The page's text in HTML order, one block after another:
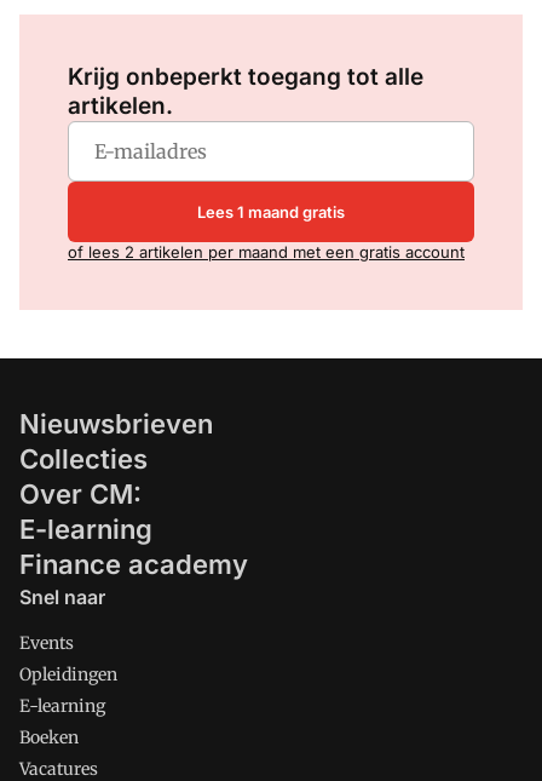
Krijg onbeperkt toegang tot alle
artikelen.
Lees 1 maand gratis
of lees 2 artikelen per maand met een gratis account
Nieuwsbrieven
Collecties
Over CM:
E-learning
Finance academy
Snel naar
Events
Opleidingen
E-learning
Boeken
Vacatures